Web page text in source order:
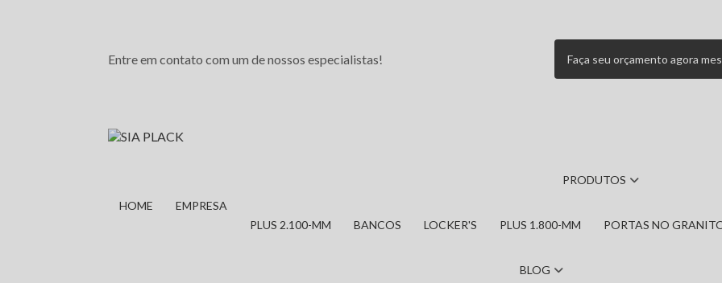
Entre em contato com um de nossos especialistas! Faça seu orçamento agora
HOME EMPRESA
PRODUTOS
PLUS 2.100-MM BANCOS LOCKER'S PLUS 1.800-MM PORTAS NO
BLOG